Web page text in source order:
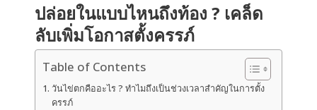
ปล่อยในแบบไหนถึงท้อง ? เคล็ด
ลับเพิ่มโอกาสตั้งครรภ์
Table of Contents
วันไข่ตกคืออะไร ? ทำไมถึงเป็นช่วงเวลาสำคัญในการตั้ง
ครรภ์